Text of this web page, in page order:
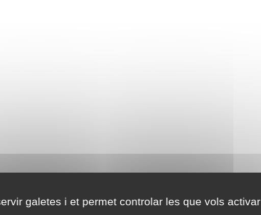
galetes i et permet controlar les que vols activar